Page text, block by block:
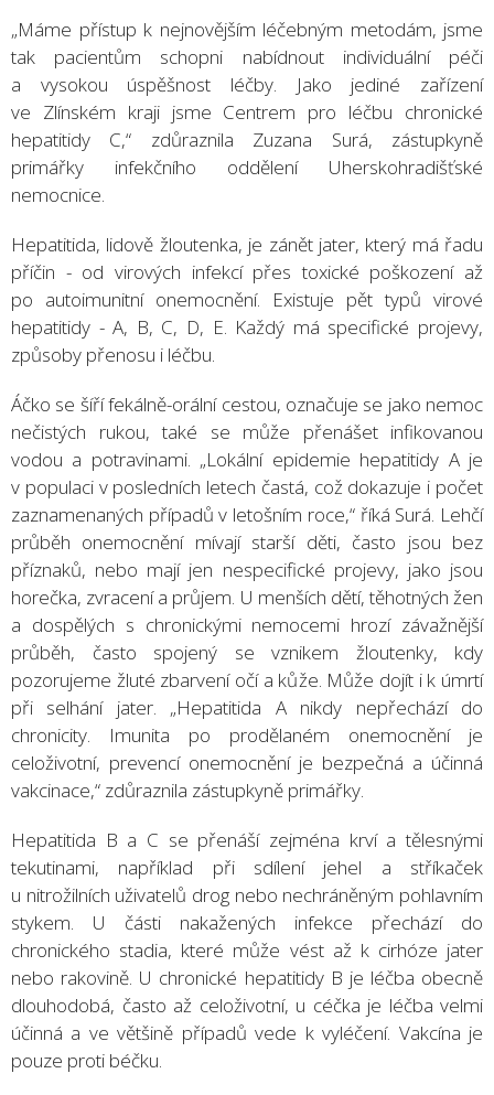
„Máme přístup k nejnovějším léčebným metodám, jsme
tak pacientům schopni nabídnout individuální péči
a vysokou úspěšnost léčby. Jako jediné zařízení
ve Zlínském kraji jsme Centrem pro léčbu chronické
hepatitidy C,“ zdůraznila Zuzana Surá, zástupkyně
primářky infekčního oddělení Uherskohradišťské
nemocnice.
Hepatitida, lidově žloutenka, je zánět jater, který má řadu
příčin - od virových infekcí přes toxické poškození až
po autoimunitní onemocnění. Existuje pět typů virové
hepatitidy - A, B, C, D, E. Každý má specifické projevy,
způsoby přenosu i léčbu.
Áčko se šíří fekálně-orální cestou, označuje se jako nemoc
nečistých rukou, také se může přenášet infikovanou
vodou a potravinami. „Lokální epidemie hepatitidy A je
v populaci v posledních letech častá, což dokazuje i počet
zaznamenaných případů v letošním roce,“ říká Surá. Lehčí
průběh onemocnění mívají starší děti, často jsou bez
příznaků, nebo mají jen nespecifické projevy, jako jsou
horečka, zvracení a průjem. U menších dětí, těhotných žen
a dospělých s chronickými nemocemi hrozí závažnější
průběh, často spojený se vznikem žloutenky, kdy
pozorujeme žluté zbarvení očí a kůže. Může dojít i k úmrtí
při selhání jater. „Hepatitida A nikdy nepřechází do
chronicity. Imunita po prodělaném onemocnění je
celoživotní, prevencí onemocnění je bezpečná a účinná
vakcinace,“ zdůraznila zástupkyně primářky.
Hepatitida B a C se přenáší zejména krví a tělesnými
tekutinami, například při sdílení jehel a stříkaček
u nitrožilních uživatelů drog nebo nechráněným pohlavním
stykem. U části nakažených infekce přechází do
chronického stadia, které může vést až k cirhóze jater
nebo rakovině. U chronické hepatitidy B je léčba obecně
dlouhodobá, často až celoživotní, u céčka je léčba velmi
účinná a ve většině případů vede k vyléčení. Vakcína je
pouze proti béčku.